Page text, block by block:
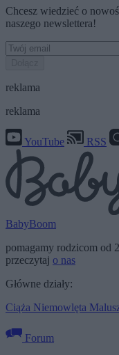
Chcesz wiedzieć o
naszego newslettera!
reklama
reklama
YouTube RSS
BabyBoom
pomagamy rodzicom od
przeczytaj o nas
Główne działy:
Ciąża Niemowlęta
Forum